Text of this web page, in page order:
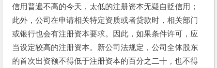
信用普遍不高的今天，太低的注册资本无疑自贬信用；
此外，公司在申请相关特定资质或者贷款时，相关部门
或银行也会有注册资本要求。因此，如果条件许可，应
当设定较高的注册资本。新公司法规定，公司全体股东
的首次出资额不得低于注册资本的百分之二十，也不得